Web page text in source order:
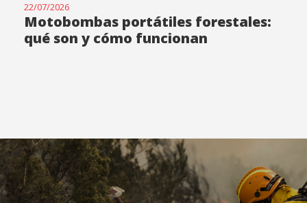
22/07/2026
Motobombas portátiles forestales:
qué son y cómo funcionan